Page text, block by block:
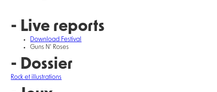
- Live reports
Download Festival
Guns N' Roses
- Dossier
Rock et illustrations